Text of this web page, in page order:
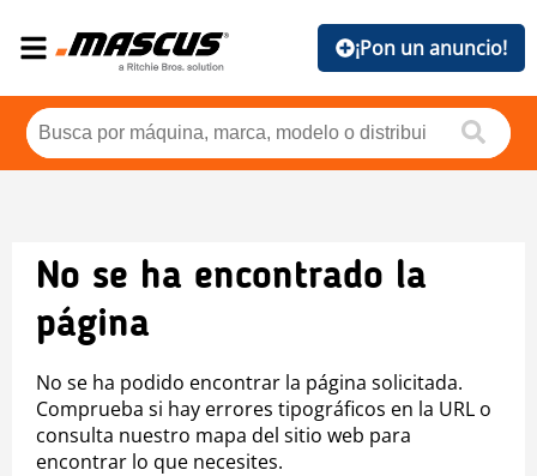
¡Pon un anuncio!
No se ha encontrado la
página
No se ha podido encontrar la página solicitada.
Comprueba si hay errores tipográficos en la URL o
consulta nuestro mapa del sitio web para
encontrar lo que necesites.